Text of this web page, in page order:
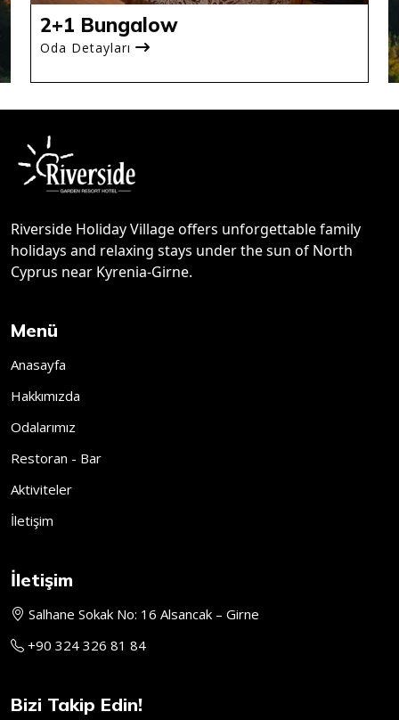
2+1 Bungalow
Oda Detayları
Riverside Holiday Village offers unforgettable family
holidays and relaxing stays under the sun of North
Cyprus near Kyrenia-Girne.
Menü
Anasayfa
Hakkımızda
Odalarımız
Restoran - Bar
Aktiviteler
İletişim
İletişim
Salhane Sokak No: 16 Alsancak – Girne
+90 324 326 81 84
Bizi Takip Edin!